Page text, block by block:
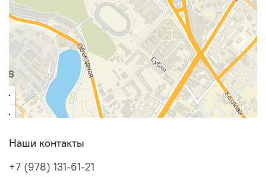
Наши контакты
+7 (978) 131-61-21